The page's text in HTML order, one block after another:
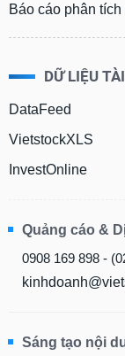
Báo cáo phân tích
DỮ LIỆU
DataFeed
VietstockXLS
InvestOnline
Quảng cáo &
0908 169 898 -
Sáng tạo nội